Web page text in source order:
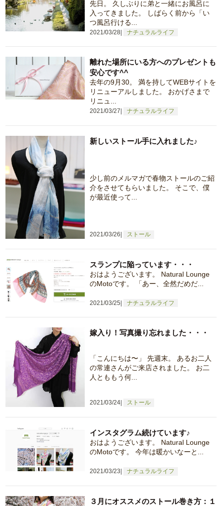
2021/03/28 ナチュラルライフ
先日。 久しぶりに弟と一緒にお風呂に
入ってきました。 しばらく前から「い
つ風呂行ける...
2021/03/27 ナチュラルライフ
離れた場所にいる方へのプレゼントも
安心です^^
去年の9月30。 満を持してWEBサイトを
リニューアルしました。 おかげさまで
リニュ...
2021/03/26 ストール
新しいストール手に入れました♪
少し前のメルマガで春物ストールのご紹
介をさせてもらいました。 そこで、僕
が最近使って...
2021/03/25 ナチュラルライフ
スランプに陥っています・・・
おはようございます。 Natural Lounge
のMotoです。 「あー、全然だめだ...
2021/03/24 ストール
嫁入り！写真撮り忘れました・・・
「こんにちは〜」 先週末。 あるお二人
の常連さんがご来店されました。 お二
人とももう何...
2021/03/23 ナチュラルライフ
インスタグラム続けています♪
おはようございます。 Natural Lounge
のMotoです。 今年は暖かいなーと...
３月にオススメのストール巻き方：１